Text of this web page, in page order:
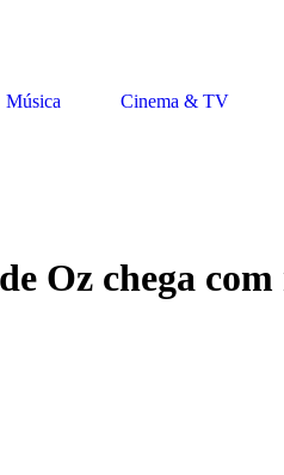
Música Cinema & TV
Oz chega com